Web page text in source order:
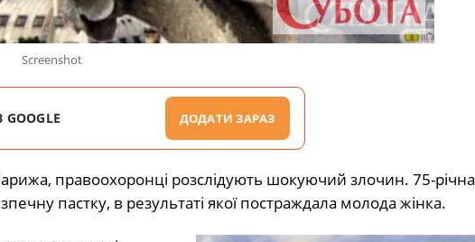
Screenshot
ДОДАТИ ЗАРАЗ
правоохоронці розслідують шокуючий злочин. 75-річна
пастку, в результаті якої постраждала молода жінка.